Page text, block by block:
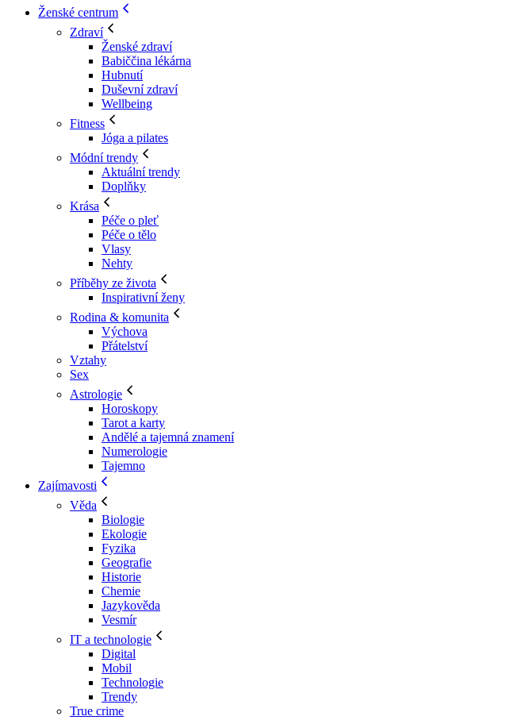
Ženské centrum
Zdraví
Ženské zdraví
Babiččina lékárna
Hubnutí
Duševní zdraví
Wellbeing
Fitness
Jóga a pilates
Módní trendy
Aktuální trendy
Doplňky
Krása
Péče o pleť
Péče o tělo
Vlasy
Nehty
Příběhy ze života
Inspirativní ženy
Rodina & komunita
Výchova
Přátelství
Vztahy
Sex
Astrologie
Horoskopy
Tarot a karty
Andělé a tajemná znamení
Numerologie
Tajemno
Zajímavosti
Věda
Biologie
Ekologie
Fyzika
Geografie
Historie
Chemie
Jazykověda
Vesmír
IT a technologie
Digital
Mobil
Technologie
Trendy
True crime